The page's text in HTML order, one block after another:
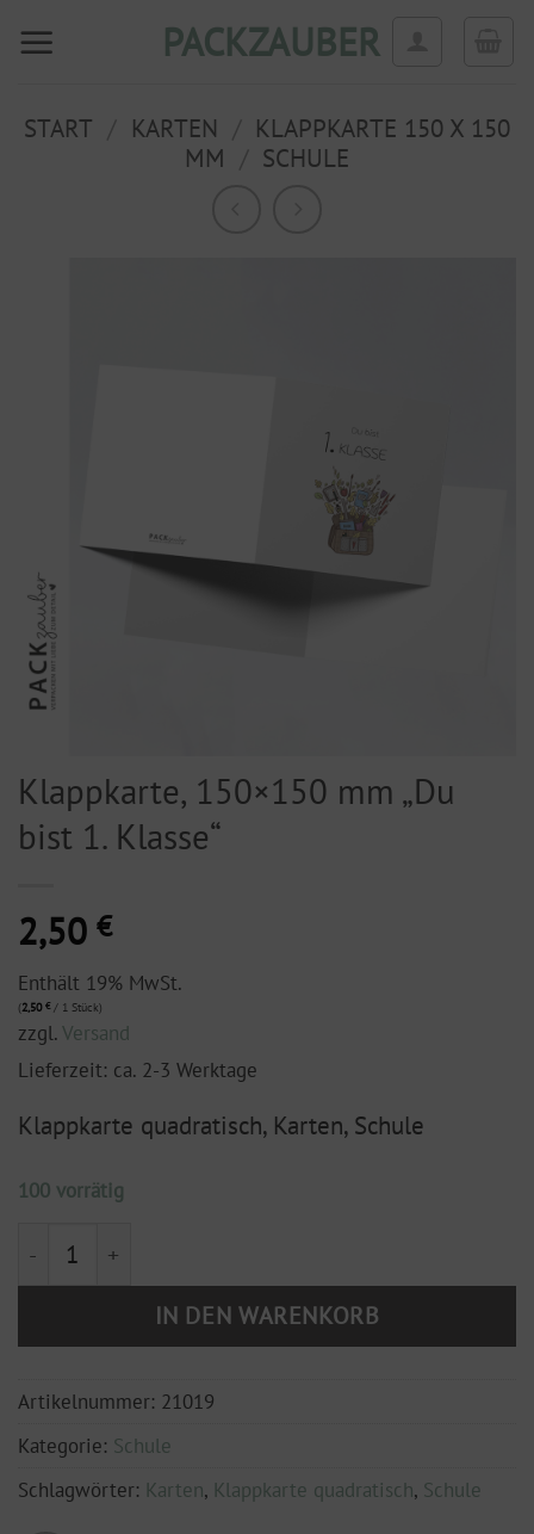
Inhalt
PACKZAUBER
START KARTEN
KLAPPKARTE 150 X 150
MM
SCHULE
Klappkarte, 150×150 mm „Du
bist 1. Klasse“
2,50 €
Enthält 19% MwSt.
(2,50 €/ 1 Stück)
zzgl.Versand
Lieferzeit: ca. 2-3 Werktage
Klappkarte quadratisch, Karten, Schule
100 vorrätig
Klappkarte, 150x150 mm "Du bist 1. Klasse" Menge
IN DEN WARENKORB
Artikelnummer: 21019
Kategorie: Schule
Schlagwörter: Karten, Klappkarte quadratisch, Schule